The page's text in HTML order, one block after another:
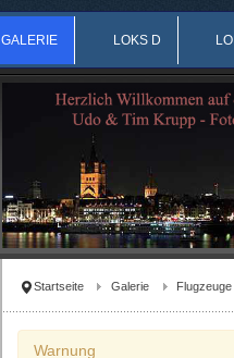
GALERIE LOKS D
Startseite Galerie Flugzeuge
Warnung